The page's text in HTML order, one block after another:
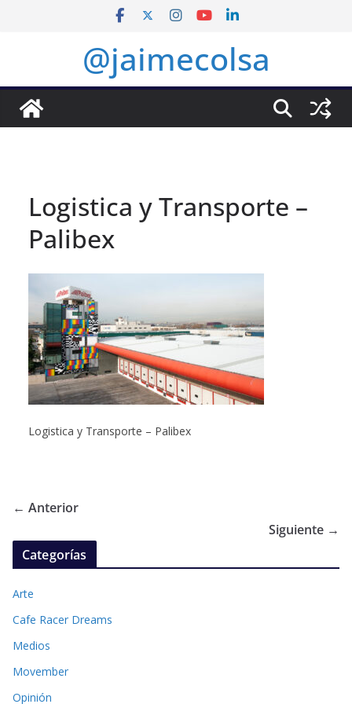
@jaimecolsa
Logistica y Transporte –
Palibex
Logistica y Transporte – Palibex
← Anterior
Siguiente →
Categorías
Arte
Cafe Racer Dreams
Medios
Movember
Opinión